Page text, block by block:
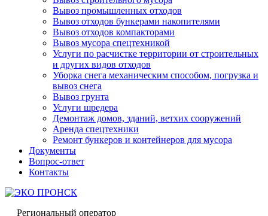
Вывоз промышленных отходов
Вывоз отходов бункерами накопителями
Вывоз отходов компакторами
Вывоз мусора спецтехникой
Услуги по расчистке территории от строительных
и других видов отходов
Уборка снега механическим способом, погрузка и
вывоз снега
Вывоз грунта
Услуги шредера
Демонтаж домов, зданий, ветхих сооружений
Аренда спецтехники
Ремонт бункеров и контейнеров для мусора
Документы
Вопрос-ответ
Контакты
Региональный оператор